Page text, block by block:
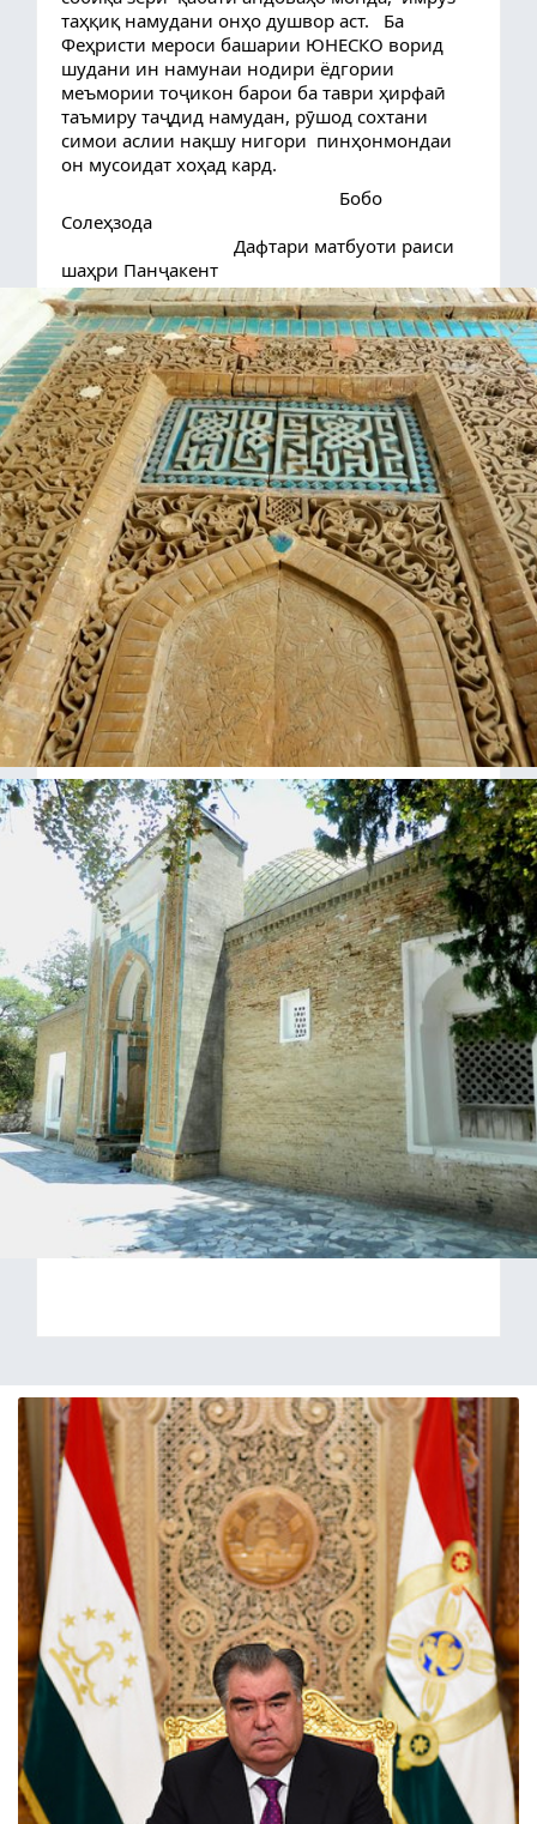
таҳқиқ намудани онҳо душвор аст.   Ба
Феҳристи мероси башарии ЮНЕСКО ворид
шудани ин намунаи нодири ёдгории
меъмории тоҷикон барои ба таври ҳирфаӣ
таъмиру таҷдид намудан, рӯшод сохтани
симои аслии нақшу нигори  пинҳонмондаи
он мусоидат хоҳад кард.
Солеҳзода
шаҳри Панҷакент